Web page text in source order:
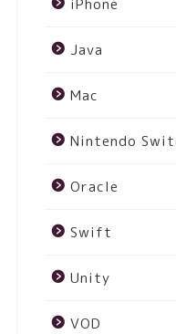
iPhone
Java
Mac
Nintendo
Oracle
Swift
Unity
VOD